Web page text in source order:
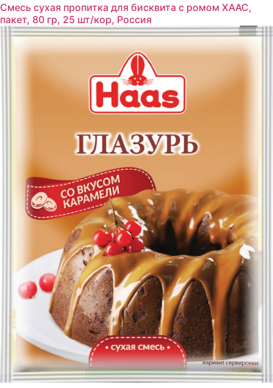
Смесь сухая пропитка для бисквита с ромом ХААС,
пакет, 80 гр, 25 шт/кор, Россия